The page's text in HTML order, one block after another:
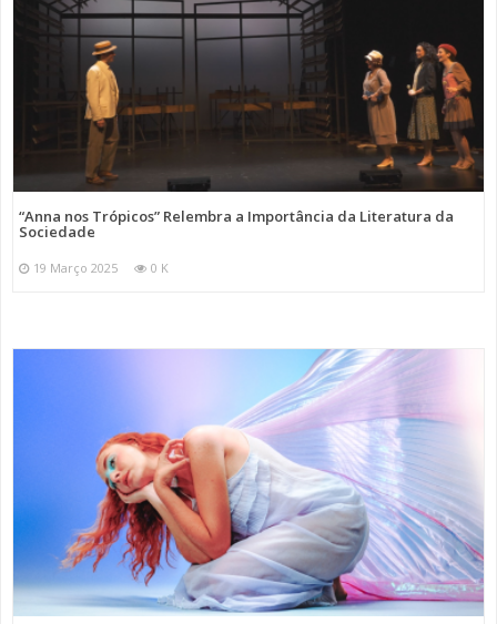
“Anna nos Trópicos” Relembra a Importância da Literatura da
Sociedade
19 Março 2025 0 K